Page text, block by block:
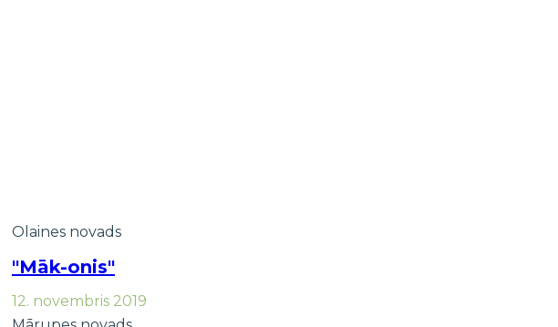
Olaines novads
"Māk-onis"
12. novembris 2019